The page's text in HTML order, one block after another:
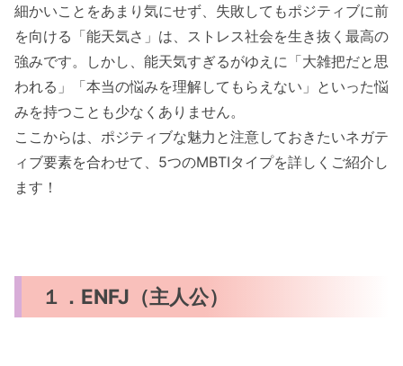
細かいことをあまり気にせず、失敗してもポジティブに前
を向ける「能天気さ」は、ストレス社会を生き抜く最高の
強みです。しかし、能天気すぎるがゆえに「大雑把だと思
われる」「本当の悩みを理解してもらえない」といった悩
みを持つことも少なくありません。
ここからは、ポジティブな魅力と注意しておきたいネガテ
ィブ要素を合わせて、5つのMBTIタイプを詳しくご紹介し
ます！
１．ENFJ（主人公）